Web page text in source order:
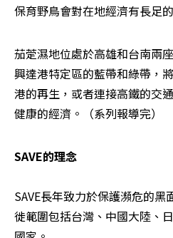
保育野鳥會對在地經濟有長足
茄萣濕地位處於高雄和台南兩
興達港特定區的藍帶和綠帶，
港的再生，或者連接高鐵的交
健康的經濟。（系列報導完）
SAVE的理念
SAVE長年致力於保護瀕危的
徙範圍包括台灣、中國大陸、